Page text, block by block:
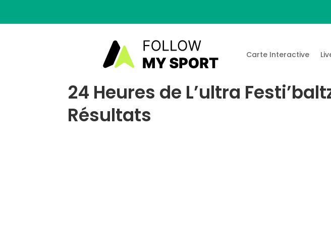
Carte Interactive
24 Heures de L’ultra
Résultats